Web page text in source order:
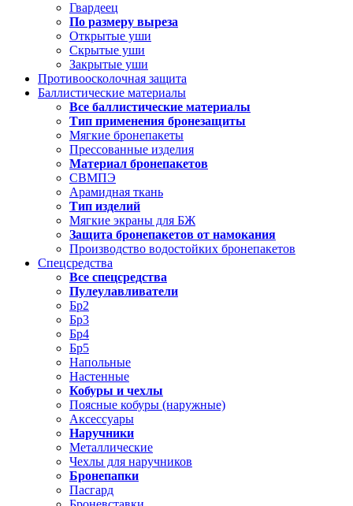
Гвардеец
По размеру выреза
Открытые уши
Скрытые уши
Закрытые уши
Противоосколочная защита
Баллистические материалы
Все баллистические материалы
Тип применения бронезащиты
Мягкие бронепакеты
Прессованные изделия
Материал бронепакетов
СВМПЭ
Арамидная ткань
Тип изделий
Мягкие экраны для БЖ
Защита бронепакетов от намокания
Производство водостойких бронепакетов
Спецсредства
Все спецсредства
Пулеулавливатели
Бр2
Бр3
Бр4
Бр5
Напольные
Настенные
Кобуры и чехлы
Поясные кобуры (наружные)
Аксессуары
Наручники
Металлические
Чехлы для наручников
Бронепапки
Пасгард